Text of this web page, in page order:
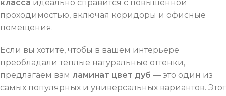
класса идеально справится с повышенной
проходимостью, включая коридоры и офисные
помещения.
Если вы хотите, чтобы в вашем интерьере
преобладали теплые натуральные оттенки,
предлагаем вам ламинат цвет дуб — это один из
самых популярных и универсальных вариантов. Этот